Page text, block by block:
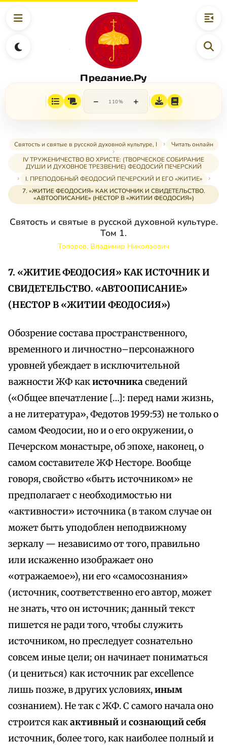
Предание.Ру
− 110% +
Святость и святые в русской духовной культуре, I
Читать онлайн
IV ТРУЖЕНИЧЕСТВО ВО ХРИСТЕ: (ТВОРЧЕСКОЕ СОБИРАНИЕ
ДУШИ И ДУХОВНОЕ ТРЕЗВЕНИЕ) ФЕОДОСИЙ ПЕЧЕРСКИЙ
I. ПРЕПОДОБНЫЙ ФЕОДОСИЙ ПЕЧЕРСКИЙ И ЕГО «ЖИТИЕ»
7. «ЖИТИЕ ФЕОДОСИЯ» КАК ИСТОЧНИК И СВИДЕТЕЛЬСТВО.
«АВТООПИСАНИЕ» (НЕСТОР В «ЖИТИИ ФЕОДОСИЯ»)
Святость и святые в русской духовной культуре.
Том 1.
Топоров, Владимир Николаевич
7. «ЖИТИЕ ФЕОДОСИЯ» КАК ИСТОЧНИК И
СВИДЕТЕЛЬСТВО. «АВТООПИСАНИЕ»
(НЕСТОР В «ЖИТИИ ФЕОДОСИЯ»)
Обозрение состава пространственного,
временного и личностно–персонажного
уровней убеждает в исключительной
важности ЖФ какисточникасведений
(«Общее впечатление […]: перед нами жизнь,
а не литература», Федотов 1959:53) не только о
самом Феодосии, но и о его окружении, о
Печерском монастыре, об эпохе, наконец, о
самом составителе ЖФ Несторе. Вообще
говоря, свойство «быть источником» не
предполагает с необходимостью ни
«активности» источника (в таком случае он
может быть уподоблен неподвижному
зеркалу — независимо от того, правильно
или искаженно изображает оно
«отражаемое»), ни его «самосознания»
(источник, соответственно его автор, может
не знать, что он источник; данный текст
пишется не ради того, чтобы служить
источником, но преследует сознательно
совсем иные цели; он начинает пониматься
(и цениться) как источник par excellence
лишь позже, в других условиях,иным
сознанием). Не так с ЖФ. С самого начала оно
строится какактивныйисознающий себя
источник, более того, как наиболее полный и